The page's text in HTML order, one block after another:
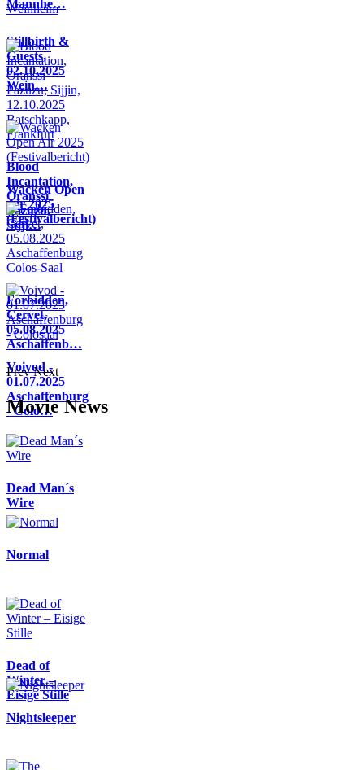
Mannhe…
Stillbirth &
Guests,
02.10.2025
Wein…
Blood
Incantation,
Oranssi
Pazuzu,
Sijji…
Wacken Open
Air 2025
(Festivalbericht)
Forbidden,
Cervet,
05.08.2025
Aschaffenb…
Voivod -
01.07.2025
Aschaffenburg
- Colo…
Prev Next
Movie News
Dead Man´s
Wire
Normal
Dead of
Winter –
Eisige Stille
Nightsleeper